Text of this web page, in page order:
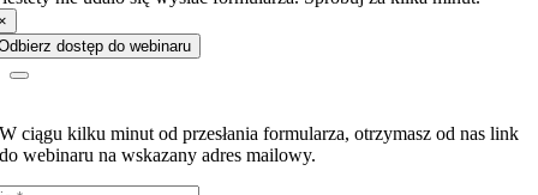
dostęp do webinaru
W ciągu kilku minut od przesłania formularza, otrzymasz od nas link
do webinaru na wskazany adres mailowy.